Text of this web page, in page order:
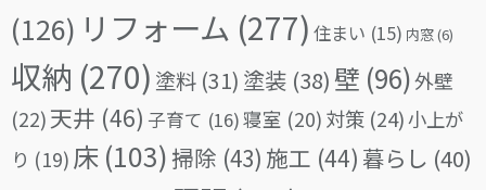
(126) リフォーム (277) 住まい (15) 内窓(6)
収納 (270) 塗料 (31) 塗装 (38) 壁 (96)外壁
(22)天井 (46) 子育て (16)寝室 (20) 対策 (24)小上が
り (19) 床 (103)掃除 (43) 施工 (44) 暮らし (40)